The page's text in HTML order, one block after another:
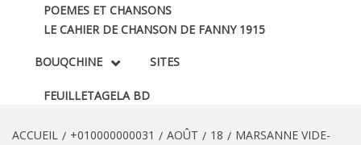
POEMES ET CHANSONS
LE CAHIER DE CHANSON DE FANNY 1915
BOUQCHINE
FEUILLETAGELA BD
SITES
ACCUEIL +010000000031 AOÛT 18
MARSANNE VIDE-